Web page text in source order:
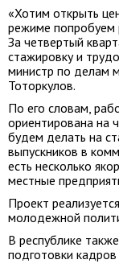
«Хотим открыть
режиме попробуем
За четвертый
стажировку и
министр по делам
Тоторкулов.
По его словам,
ориентирована на
будем делать на
выпускников в
есть несколько
местные
Проект
молодежной
В республике
подготовки